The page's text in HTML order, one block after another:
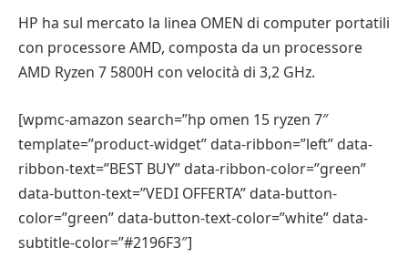
HP ha sul mercato la linea OMEN di computer portatili
con processore AMD, composta da un processore
AMD Ryzen 7 5800H con velocità di 3,2 GHz.
[wpmc-amazon search=”hp omen 15 ryzen 7″
template=”product-widget” data-ribbon=”left” data-
ribbon-text=”BEST BUY” data-ribbon-color=”green”
data-button-text=”VEDI OFFERTA” data-button-
color=”green” data-button-text-color=”white” data-
subtitle-color=”#2196F3″]